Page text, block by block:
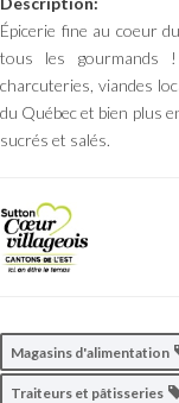
Épicerie fine au coeur
tous les gourmands
charcuteries, viandes
du Québec et bien plus
sucrés et salés.
Magasins d'alimentation
Traiteurs et pâtisseries